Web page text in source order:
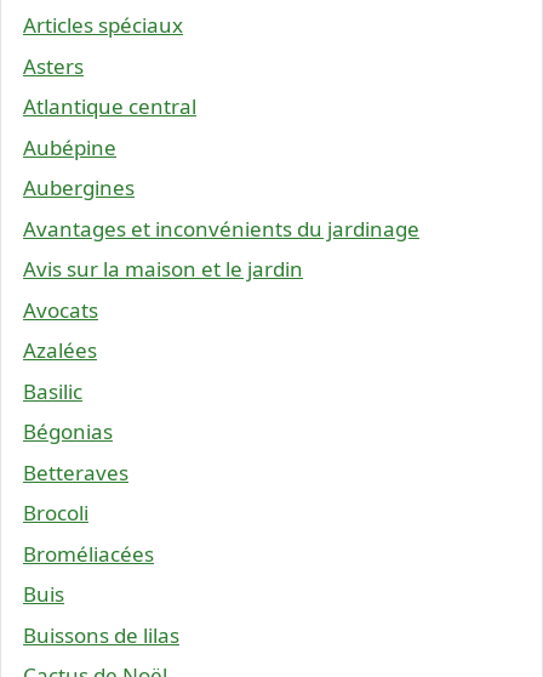
Articles spéciaux
Asters
Atlantique central
Aubépine
Aubergines
Avantages et inconvénients du jardinage
Avis sur la maison et le jardin
Avocats
Azalées
Basilic
Bégonias
Betteraves
Brocoli
Broméliacées
Buis
Buissons de lilas